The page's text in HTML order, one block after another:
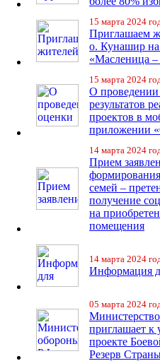
15 марта 2024
Приглашаем
о. Кунашир
«Масленица –
15 марта 2024
О
результатов
проектов в
приложении
14 марта 2024
Прием
семей –
получение
на
помещения
14 марта 2024
Информация
05 марта 2024
приглашает к
проекте
Резерв